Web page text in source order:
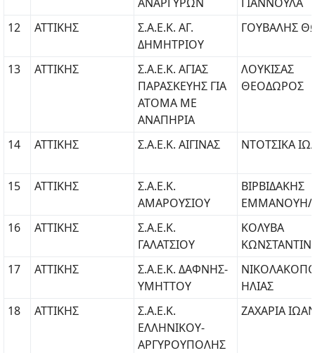
12
ΑΤΤΙΚΗΣ
Σ.Α.Ε.Κ. ΑΓ.
ΔΗΜΗΤΡΙΟΥ
ΓΟΥΒΑΛΗΣ
13 ΑΤΤΙΚΗΣ
Σ.Α.Ε.Κ. ΑΓΙΑΣ
ΠΑΡΑΣΚΕΥΗΣ ΓΙΑ
ΑΤΟΜΑ ΜΕ
ΑΝΑΠΗΡΙΑ
ΛΟΥΚΙΣΑΣ
ΘΕΟΔΩΡΟΣ
14 ΑΤΤΙΚΗΣ Σ.Α.Ε.Κ. ΑΙΓΙΝΑΣ ΝΤΟΤΣΙΚΑ
15 ΑΤΤΙΚΗΣ
Σ.Α.Ε.Κ.
ΑΜΑΡΟΥΣΙΟΥ
ΒΙΡΒΙΔΑΚΗΣ
ΕΜΜΑΝΟΥΗΛ
16
ΑΤΤΙΚΗΣ
Σ.Α.Ε.Κ.
ΓΑΛΑΤΣΙΟΥ
ΚΟΛΥΒΑ
17
ΑΤΤΙΚΗΣ
Σ.Α.Ε.Κ. ΔΑΦΝΗΣ-
ΥΜΗΤΤΟΥ
ΗΛΙΑΣ
18
ΑΤΤΙΚΗΣ
Σ.Α.Ε.Κ.
ΕΛΛΗΝΙΚΟΥ-
ΑΡΓΥΡΟΥΠΟΛΗΣ
ΖΑΧΑΡΙΑ